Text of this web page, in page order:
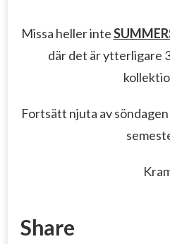
Missa heller inte
där det är ytterligare
Fortsätt njuta av
Share